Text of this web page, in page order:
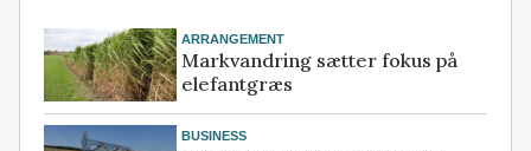
ARRANGEMENT
Markvandring sætter fokus på
elefantgræs
BUSINESS